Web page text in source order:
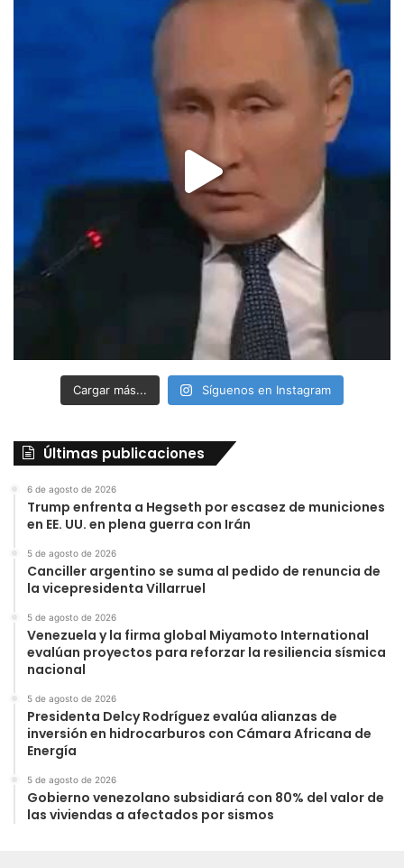
Cargar más... Síguenos en Instagram
Últimas publicaciones
6 de agosto de 2026
Trump enfrenta a Hegseth por escasez de municiones
en EE. UU. en plena guerra con Irán
5 de agosto de 2026
Canciller argentino se suma al pedido de renuncia de
la vicepresidenta Villarruel
5 de agosto de 2026
Venezuela y la firma global Miyamoto International
evalúan proyectos para reforzar la resiliencia sísmica
nacional
5 de agosto de 2026
Presidenta Delcy Rodríguez evalúa alianzas de
inversión en hidrocarburos con Cámara Africana de
Energía
5 de agosto de 2026
Gobierno venezolano subsidiará con 80% del valor de
las viviendas a afectados por sismos